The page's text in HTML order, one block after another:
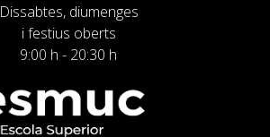
Dissabtes, diumenges
i festius oberts
9:00 h - 20:30 h